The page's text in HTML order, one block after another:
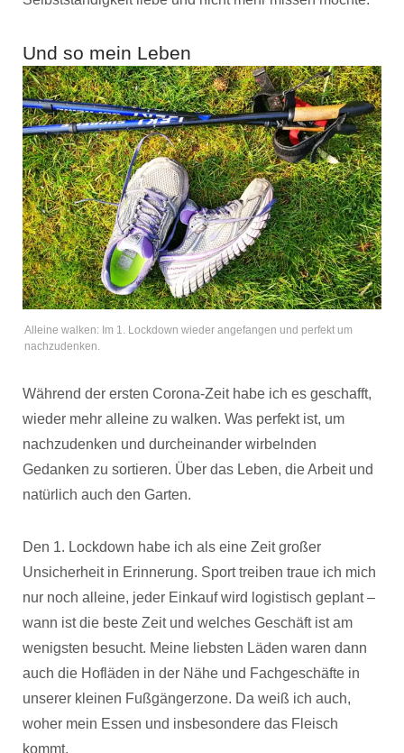
Und so mein Leben
Alleine walken: Im 1. Lockdown wieder angefangen und perfekt um
nachzudenken.
Während der ersten Corona-Zeit habe ich es geschafft,
wieder mehr alleine zu walken. Was perfekt ist, um
nachzudenken und durcheinander wirbelnden
Gedanken zu sortieren. Über das Leben, die Arbeit und
natürlich auch den Garten.
Den 1. Lockdown habe ich als eine Zeit großer
Unsicherheit in Erinnerung. Sport treiben traue ich mich
nur noch alleine, jeder Einkauf wird logistisch geplant –
wann ist die beste Zeit und welches Geschäft ist am
wenigsten besucht. Meine liebsten Läden waren dann
auch die Hofläden in der Nähe und Fachgeschäfte in
unserer kleinen Fußgängerzone. Da weiß ich auch,
woher mein Essen und insbesondere das Fleisch
kommt.